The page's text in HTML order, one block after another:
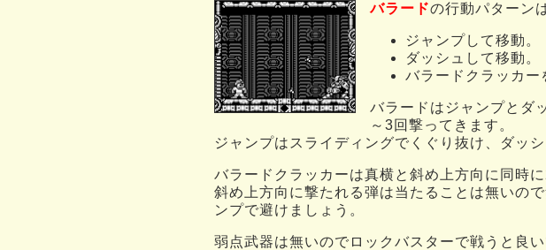
バラードの行動パターン
ジャンプして移動。
ダッシュして移動。
バラードクラッカー
バラードはジャンプとダ
～3回撃ってきます。
ジャンプはスライディングでくぐり抜け、ダッ
バラードクラッカーは真横と斜め上方向に同時に
斜め上方向に撃たれる弾は当たることは無いの
ンプで避けましょう。
弱点武器は無いのでロックバスターで戦うと良い